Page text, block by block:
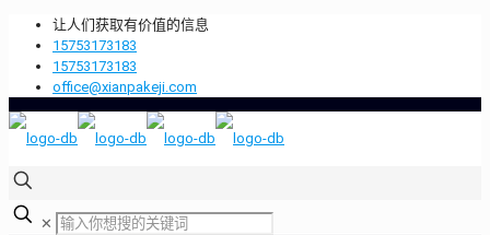
让人们获取有价值的信息
15753173183
15753173183
office@xianpakeji.com
✕